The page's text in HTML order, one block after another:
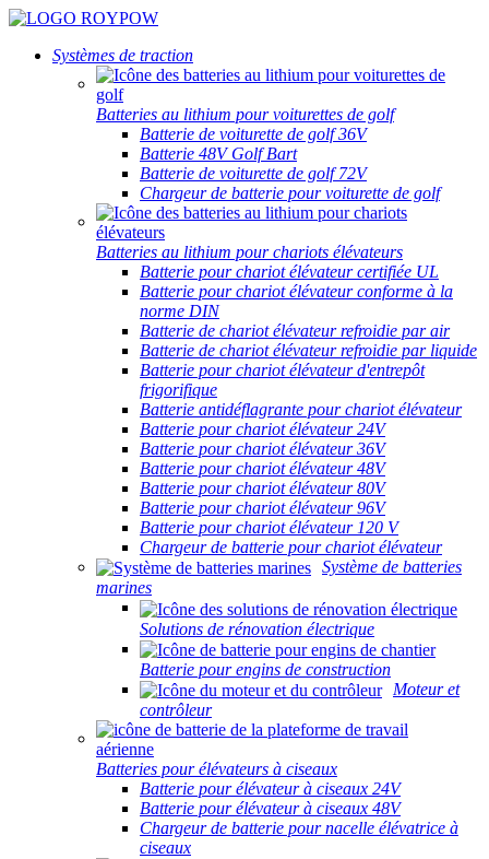
Systèmes de traction
Batteries au lithium pour voiturettes de golf
Batterie de voiturette de golf 36V
Batterie 48V Golf Bart
Batterie de voiturette de golf 72V
Chargeur de batterie pour voiturette de golf
Batteries au lithium pour chariots élévateurs
Batterie pour chariot élévateur certifiée UL
Batterie pour chariot élévateur conforme à la
norme DIN
Batterie de chariot élévateur refroidie par air
Batterie de chariot élévateur refroidie par liquide
Batterie pour chariot élévateur d'entrepôt
frigorifique
Batterie antidéflagrante pour chariot élévateur
Batterie pour chariot élévateur 24V
Batterie pour chariot élévateur 36V
Batterie pour chariot élévateur 48V
Batterie pour chariot élévateur 80V
Batterie pour chariot élévateur 96V
Batterie pour chariot élévateur 120 V
Chargeur de batterie pour chariot élévateur
Système de batteries
marines
Solutions de rénovation électrique
Batterie pour engins de construction
Moteur et
contrôleur
Batteries pour élévateurs à ciseaux
Batterie pour élévateur à ciseaux 24V
Batterie pour élévateur à ciseaux 48V
Chargeur de batterie pour nacelle élévatrice à
ciseaux